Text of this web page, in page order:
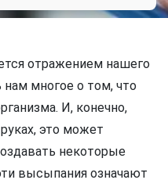
отражением нашего
многое о том, что
И, конечно,
это может
некоторые
высыпания означают